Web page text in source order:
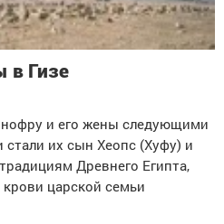
в Гизе
и его жены следующими
стали их сын Хеопс (Хуфу) и
Древнего Египта,
царской семьи